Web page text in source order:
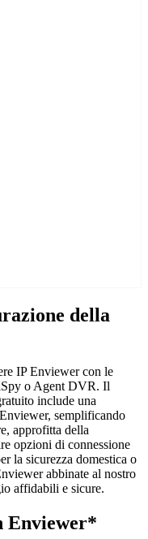
della
IP Enviewer con le
o Agent DVR. Il
include una
semplificando
approfitta della
opzioni di connessione
la sicurezza domestica o
abbinate al nostro
affidabili e sicure.
Enviewer*